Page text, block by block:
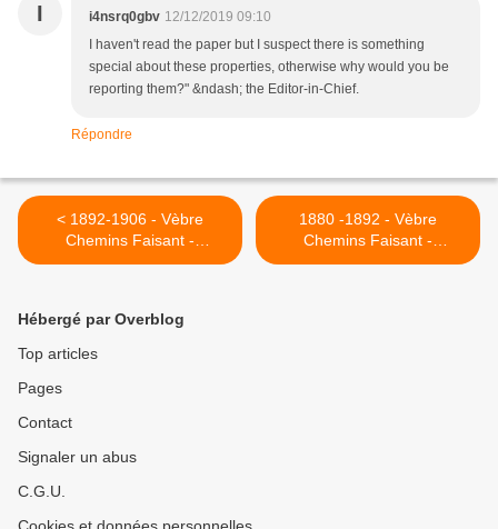
I i4nsrq0gbv 12/12/2019 09:10
I haven't read the paper but I suspect there is something
special about these properties, otherwise why would you be
reporting them?" &ndash; the Editor-in-Chief.
Répondre
< 1892-1906 - Vèbre
Chemins Faisant -
Synthèse du Conseil
1880 -1892 - Vèbre
Chemins Faisant -
Synthèse des archives du
Hébergé par Overblog
Top articles
Pages
Contact
Signaler un abus
C.G.U.